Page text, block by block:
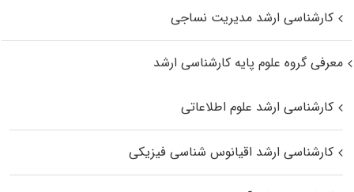
کارشناسی ارشد مدیریت نساجی
معرفی گروه علوم پایه کارشناسی ارشد
کارشناسی ارشد علوم اطلاعاتی
کارشناسی ارشد اقیانوس‌ شناسی فیزیکی